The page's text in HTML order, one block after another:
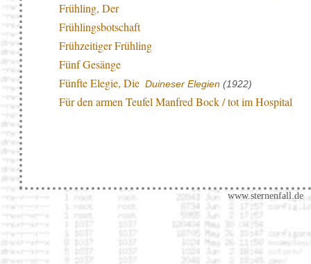
Frühling, Der
Frühlingsbotschaft
Frühzeitiger Frühling
Fünf Gesänge
Fünfte Elegie, Die Duineser Elegien(1922)
Für den armen Teufel Manfred Bock / tot im Hospital
www.sternenfall.de